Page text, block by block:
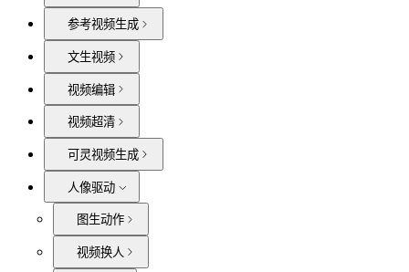
参考视频生成
文生视频
视频编辑
视频超清
可灵视频生成
人像驱动
图生动作
视频换人